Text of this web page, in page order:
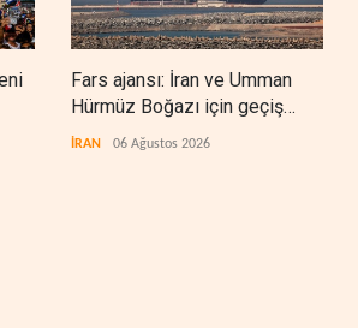
Fars ajansı: İran ve Umman
Hürmüz Boğazı için geçiş
koridorlarında anlaştı
İRAN 06 Ağustos 2026